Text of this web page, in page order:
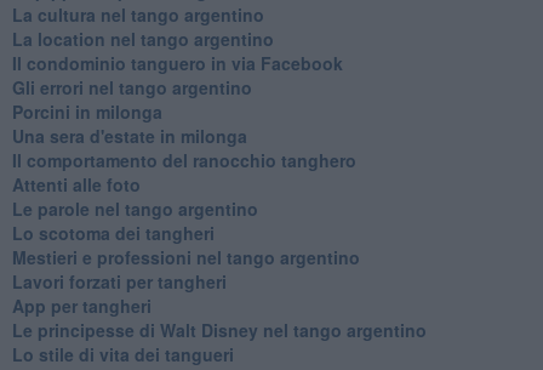
La cultura nel tango argentino
La location nel tango argentino
Il condominio tanguero in via Facebook
Gli errori nel tango argentino
Porcini in milonga
Una sera d'estate in milonga
Il comportamento del ranocchio tanghero
Attenti alle foto
Le parole nel tango argentino
Lo scotoma dei tangheri
Mestieri e professioni nel tango argentino
Lavori forzati per tangheri
App per tangheri
Le principesse di Walt Disney nel tango argentino
Lo stile di vita dei tangueri